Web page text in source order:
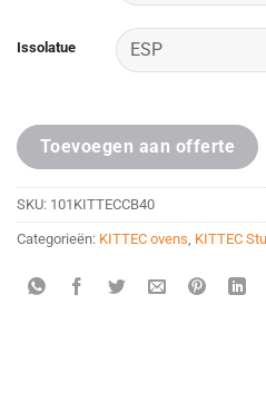
Issolatue
Toevoegen aan offerte
SKU: 101KITTECCB40
Categorieën: KITTEC ovens KITTEC